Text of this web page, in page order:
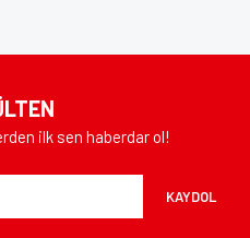
ilk sen haberdar ol!
KAYDOL